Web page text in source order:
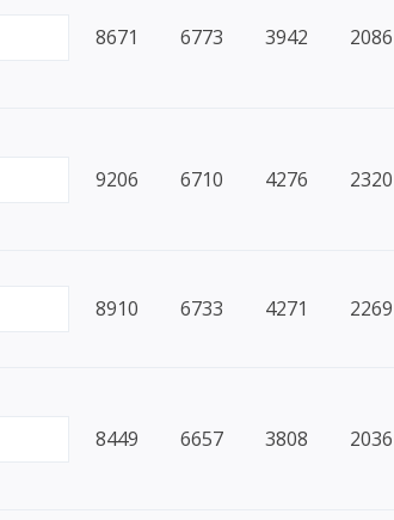
8671 6773 3942 2086
9206 6710 4276 2320
8910 6733 4271 2269
8449 6657 3808 2036